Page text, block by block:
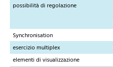
possibilità di regolazione
Synchronisation
esercizio multiplex
elementi di visualizzazione